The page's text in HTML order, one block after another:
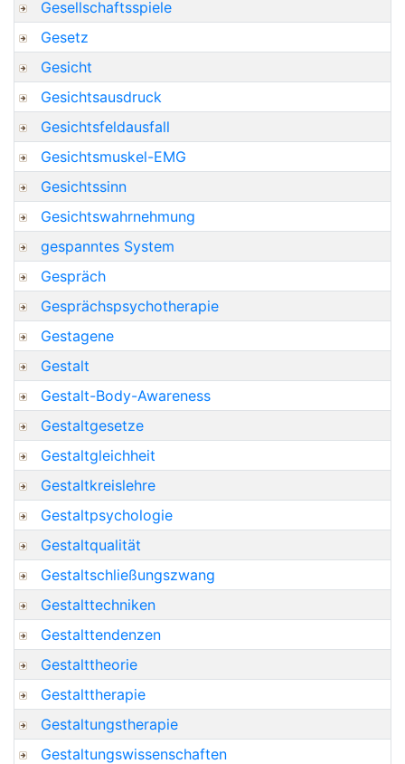
Gesellschaftsspiele
Gesetz
Gesicht
Gesichtsausdruck
Gesichtsfeldausfall
Gesichtsmuskel-EMG
Gesichtssinn
Gesichtswahrnehmung
gespanntes System
Gespräch
Gesprächspsychotherapie
Gestagene
Gestalt
Gestalt-Body-Awareness
Gestaltgesetze
Gestaltgleichheit
Gestaltkreislehre
Gestaltpsychologie
Gestaltqualität
Gestaltschließungszwang
Gestalttechniken
Gestalttendenzen
Gestalttheorie
Gestalttherapie
Gestaltungstherapie
Gestaltungswissenschaften